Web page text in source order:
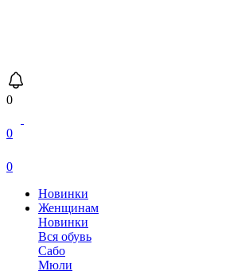
0
0
0
Новинки
Женщинам
Новинки
Вся обувь
Сабо
Мюли